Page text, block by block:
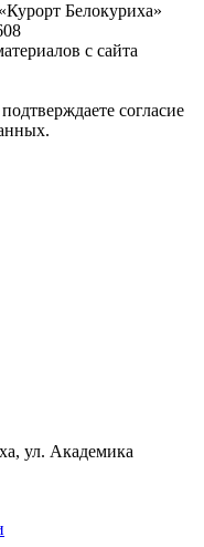
Белокуриха»
с сайта
согласие
ул. Академика